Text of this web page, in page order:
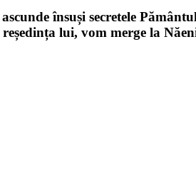
însuși secretele
lui, vom merge la